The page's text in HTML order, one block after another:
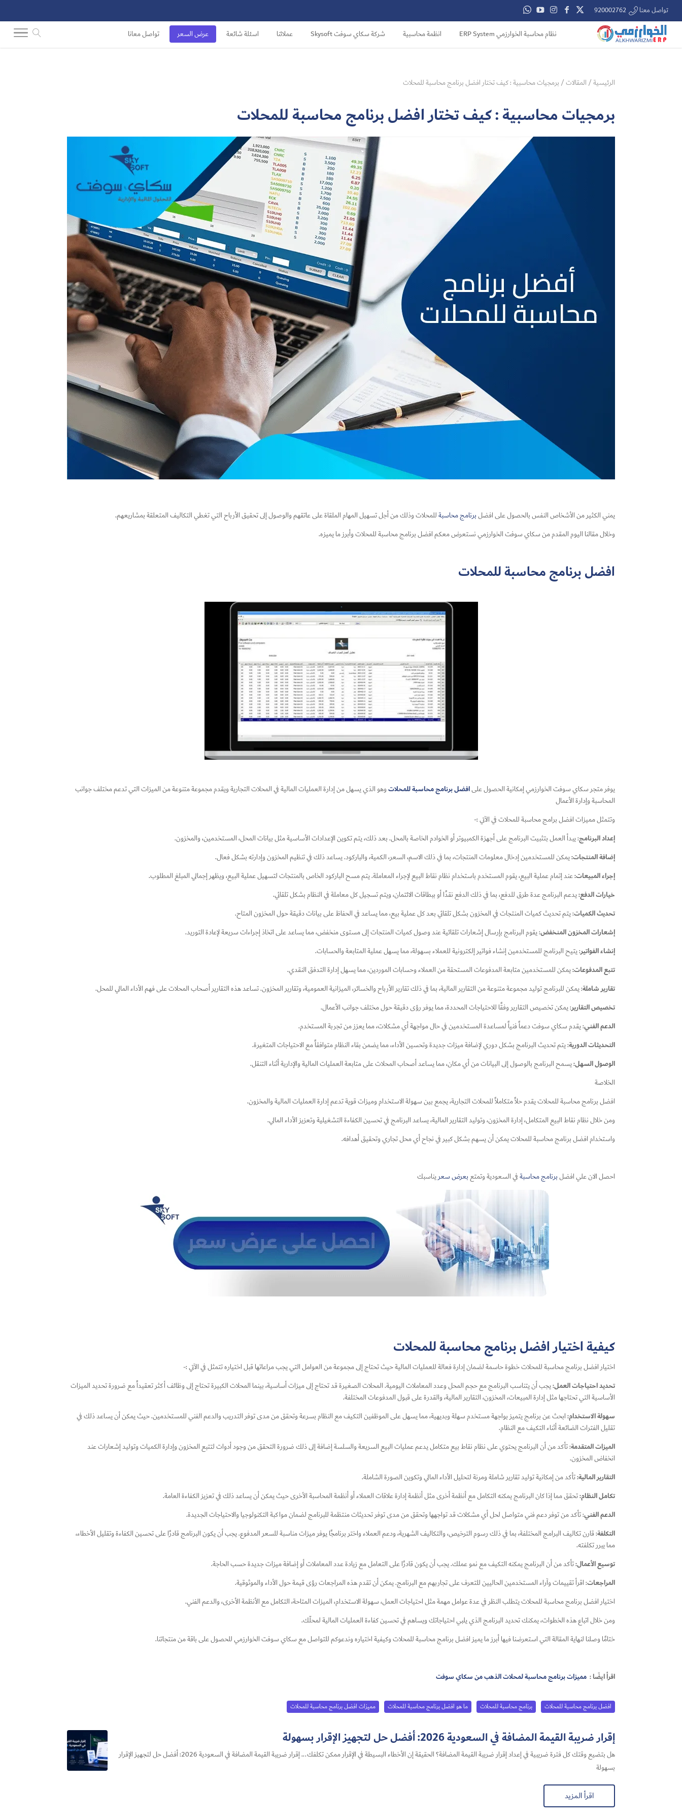
تواصل معنا 920002762
نظام محاسبة الخوارزمي ERP System انظمة محاسبية شركة سكاي سوفت Skysoft عملائنا اسئلة شائعة عرض السعر تواصل معانا
الرئيسية/ المقالات/ برمجيات محاسبية : كيف تختار افضل برنامج محاسبة للمحلات​
برمجيات محاسبية : كيف تختار افضل برنامج محاسبة للمحلات​
يمني الكثير من الأشخاص النفس بالحصول على افضلبرنامج محاسبةللمحلات​ وذلك من أجل تسهيل المهام الملقاة على عاتقهم والوصول إلى تحقيق الأرباح التي تغطي التكاليف المتعلقة بمشاريعهم.
وخلال مقالنا اليوم المقدم من سكاي سوفت الخوارزمي نستعرض معكم افضل برنامج محاسبة للمحلات​ وأبرز ما يميزه.
افضل برنامج محاسبة للمحلات
يوفر متجر سكاي سوفت الخوارزمي إمكانية الحصول علىافضل برنامج محاسبة للمحلات​ وهو الذي يسهل من إدارة العمليات المالية في المحلات التجارية ويقدم مجموعة متنوعة من الميزات التي تدعم مختلف جوانب
المحاسبة وإدارة الأعمال
وتتمثل مميزات افضل برامج محاسبة للمحلات في الآتي :-
إعداد البرنامج: يبدأ العمل بتثبيت البرنامج على أجهزة الكمبيوتر أو الخوادم الخاصة بالمحل. بعد ذلك، يتم تكوين الإعدادات الأساسية مثل بيانات المحل، المستخدمين، والمخزون.
إضافة المنتجات:يمكن للمستخدمين إدخال معلومات المنتجات، بما في ذلك الاسم، السعر، الكمية، والباركود. يساعد ذلك في تنظيم المخزون وإدارته بشكل فعال.
إجراء المبيعات:عند إتمام عملية البيع، يقوم المستخدم باستخدام نظام نقاط البيع لإجراء المعاملة. يتم مسح الباركود الخاص بالمنتجات لتسهيل عملية البيع، ويظهر إجمالي المبلغ المطلوب.
خيارات الدفع:يدعم البرنامج عدة طرق للدفع، بما في ذلك الدفع نقدًا أو ببطاقات الائتمان، ويتم تسجيل كل معاملة في النظام بشكل تلقائي.
تحديث الكميات: يتم تحديث كميات المنتجات في المخزون بشكل تلقائي بعد كل عملية بيع، مما يساعد في الحفاظ على بيانات دقيقة حول المخزون المتاح.
إشعارات المخزون المنخفض: يقوم البرنامج بإرسال إشعارات تلقائية عند وصول كميات المنتجات إلى مستوى منخفض، مما يساعد على اتخاذ إجراءات سريعة لإعادة التوريد.
إنشاء الفواتير: يتيح البرنامج للمستخدمين إنشاء فواتير إلكترونية للعملاء بسهولة، مما يسهل عملية المتابعة والحسابات.
تتبع المدفوعات:يمكن للمستخدمين متابعة المدفوعات المستحقة من العملاء وحسابات الموردين، مما يسهل إدارة التدفق النقدي.
تقارير شاملة: يمكن للبرنامج توليد مجموعة متنوعة من التقارير المالية، بما في ذلك تقارير الأرباح والخسائر، الميزانية العمومية، وتقارير المخزون. تساعد هذه التقارير أصحاب المحلات على فهم الأداء المالي للمحل.
تخصيص التقارير: يمكن تخصيص التقارير وفقًا للاحتياجات المحددة، مما يوفر رؤى دقيقة حول مختلف جوانب الأعمال.
الدعم الفني: يقدم سكاي سوفت دعماً فنياً لمساعدة المستخدمين في حال مواجهة أي مشكلات، مما يعزز من تجربة المستخدم.
التحديثات الدورية: يتم تحديث البرنامج بشكل دوري لإضافة ميزات جديدة وتحسين الأداء، مما يضمن بقاء النظام متوافقاً مع الاحتياجات المتغيرة.
الوصول السهل:يسمح البرنامج بالوصول إلى البيانات من أي مكان، مما يساعد أصحاب المحلات على متابعة العمليات المالية والإدارية أثناء التنقل.
الخلاصة
افضل برنامج محاسبة للمحلات​ يقدم حلاً متكاملاً للمحلات التجارية، يجمع بين سهولة الاستخدام وميزات قوية تدعم إدارة العمليات المالية والمخزون.
ومن خلال نظام نقاط البيع المتكامل، إدارة المخزون، وتوليد التقارير المالية، يساعد البرنامج في تحسين الكفاءة التشغيلية وتعزيز الأداء المالي.
واستخدام افضل برنامج محاسبة للمحلات​ يمكن أن يسهم بشكل كبير في نجاح أي محل تجاري وتحقيق أهدافه.
احصل الان علي افضلبرنامج محاسبةفي السعودية وتمتعبعرض سعريناسبك
كيفية اختيار افضل برنامج محاسبة للمحلات​
اختيار افضل برنامج محاسبة للمحلات​ خطوة حاسمة لضمان إدارة فعالة للعمليات المالية حيث تحتاج إلى مجموعة من العوامل التي يجب مراعاتها قبل اختياره تتمثل في الآتي :-
تحديد احتياجات العمل:يجب أن يتناسب البرنامج مع حجم المحل وعدد المعاملات اليومية. المحلات الصغيرة قد تحتاج إلى ميزات أساسية، بينما المحلات الكبيرة تحتاج إلى وظائف أكثر تعقيداً مع ضرورة تحديد الميزات
الأساسية التي تحتاجها مثل إدارة المبيعات، المخزون، التقارير المالية، والقدرة على قبول المدفوعات المختلفة.
سهولة الاستخدام:ابحث عن برنامج يتميز بواجهة مستخدم سهلة وبديهية، مما يسهل على الموظفين التكيف مع النظام بسرعة وتحقق من مدى توفر التدريب والدعم الفني للمستخدمين. حيث يمكن أن يساعد ذلك في
تقليل الفترات الضائعة أثناء التكيف مع النظام.
الميزات المتقدمة: تأكد من أن البرنامج يحتوي على نظام نقاط بيع متكامل يدعم عمليات البيع السريعة والسلسة إضافة إلى ذلك ضرورة التحقق من وجود أدوات لتتبع المخزون وإدارة الكميات وتوليد إشعارات عند
انخفاض المخزون.
التقارير المالية:تأكد من إمكانية توليد تقارير شاملة ومرنة لتحليل الأداء المالي وتكوين الصورة الشاملة.
تكامل النظام:تحقق مما إذا كان البرنامج يمكنه التكامل مع أنظمة أخرى مثل أنظمة إدارة علاقات العملاء أو أنظمة المحاسبة الأخرى حيث يمكن أن يساعد ذلك في تعزيز الكفاءة العامة.
الدعم الفني: تأكد من توفر دعم فني متواصل لحل أي مشكلات قد تواجهها وتحقق من مدى توفر تحديثات منتظمة للبرنامج لضمان مواكبة التكنولوجيا والاحتياجات الجديدة.
التكلفة: قارن تكاليف البرامج المختلفة، بما في ذلك رسوم الترخيص، والتكاليف الشهرية، ودعم العملاء واختر برنامجًا يوفر ميزات مناسبة للسعر المدفوع. يجب أن يكون البرنامج قادرًا على تحسين الكفاءة وتقليل الأخطاء،
مما يبرر تكلفته.
توسيع الأعمال:تأكد من أن البرنامج يمكنه التكيف مع نمو عملك. يجب أن يكون قادرًا على التعامل مع زيادة عدد المعاملات أو إضافة ميزات جديدة حسب الحاجة.
المراجعات: اقرأ تقييمات وآراء المستخدمين الحاليين للتعرف على تجاربهم مع البرنامج. يمكن أن تقدم هذه المراجعات رؤى قيمة حول الأداء والموثوقية.
اختيار افضل برنامج محاسبة للمحلات​ يتطلب النظر في عدة عوامل مهمة مثل احتياجات العمل، سهولة الاستخدام، الميزات المتاحة، التكامل مع الأنظمة الأخرى، والدعم الفني.
ومن خلال اتباع هذه الخطوات، يمكنك تحديد البرنامج الذي يلبي احتياجاتك ويساهم في تحسين كفاءة العمليات المالية لمحلّك.
ختامًا وصلنا لنهاية المقالة التي استعرضنا فيها أبرز ما يميز افضل برنامج محاسبة للمحلات​ وكيفية اختياره وندعوكم للتواصل مع سكاي سوفت الخوارزمي للحصول على باقة من منتجاتنا.
اقرأ ايضًا : مميزات برنامج محاسبة لمحلات الذهب​ من سكاي سوفت
افضل برنامج محاسبة للمحلات برنامج محاسبة للمحلات ما هو افضل برنامج محاسبة للمحلات مميزات افضل برنامج محاسبة للمحلات
إقرار ضريبة القيمة المضافة في السعودية 2026: أفضل حل لتجهيز الإقرار بسهولة
هل بتضيع وقتك كل فترة ضريبية في إعداد إقرار ضريبة القيمة المضافة؟ الحقيقة إن الأخطاء البسيطة في الإقرار ممكن تكلفك... إقرار ضريبة القيمة المضافة في السعودية 2026: أفضل حل لتجهيز الإقرار
بسهولة
اقرأ المزيد